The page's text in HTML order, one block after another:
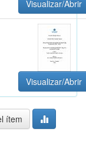
Visualizar/Abrir
Visualizar/Abrir
ítem